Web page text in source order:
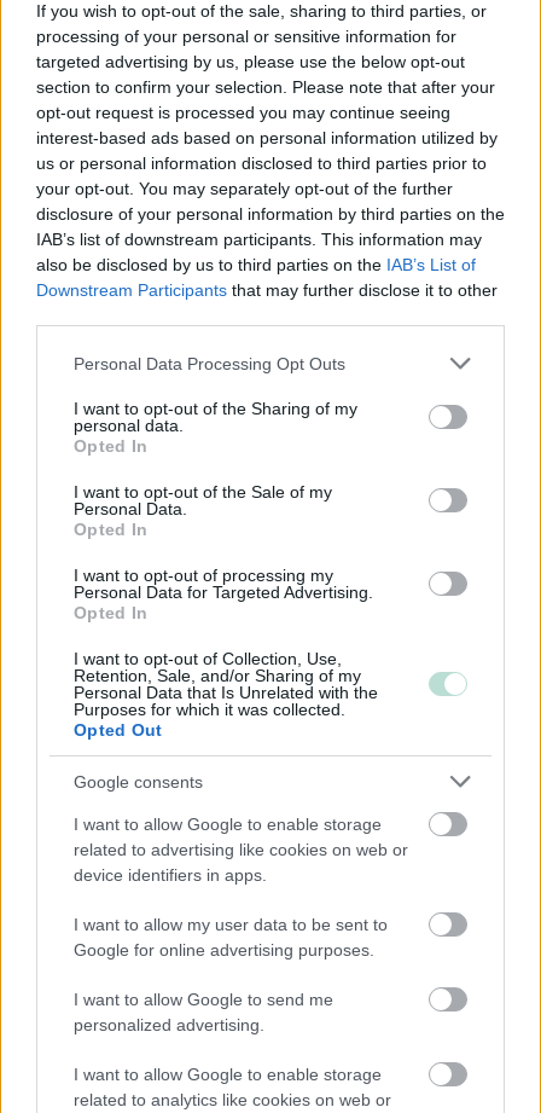
If you wish to opt-out of the sale, sharing to third parties, or
processing of your personal or sensitive information for
targeted advertising by us, please use the below opt-out
section to confirm your selection. Please note that after your
opt-out request is processed you may continue seeing
interest-based ads based on personal information utilized by
us or personal information disclosed to third parties prior to
your opt-out. You may separately opt-out of the further
disclosure of your personal information by third parties on the
IAB’s list of downstream participants. This information may
also be disclosed by us to third parties on the IAB’s List of
Downstream Participants that may further disclose it to other
Please note that this website/app uses one or more Google
not limited to your visit or usage behaviour. You may click to
grant or deny consent to Google and its third-party tags to
use your data for below specified purposes in below Google
consent section.
Personal Data Processing Opt Outs
I want to opt-out of the Sharing of my
personal data.
Opted In
I want to opt-out of the Sale of my
Personal Data.
Opted In
I want to opt-out of processing my
Personal Data for Targeted Advertising.
Opted In
I want to opt-out of Collection, Use,
Retention, Sale, and/or Sharing of my
Personal Data that Is Unrelated with the
Purposes for which it was collected.
Opted Out
Google consents
I want to allow Google to enable storage
related to advertising like cookies on web or
device identifiers in apps.
I want to allow my user data to be sent to
Google for online advertising purposes.
I want to allow Google to send me
personalized advertising.
I want to allow Google to enable storage
related to analytics like cookies on web or
Palvelukielet
Suomi
Yhtiökoko
Keskikokoiset
Pienet
Mikrot
Asunto-osakeyhtiö
Osuuskunta
Kommandiittiyhtiö
Avoin yhtiö
Toiminimi
Järjestöt ja yhdistykset
Toimiala
Informaatio ja viestintä
Kiinteistöalan toiminta
Maa-, metsä- ja kalatalous
Majoitus- ja ravitsemistoiminta
Palveluliiketoiminta
Rahoitus- ja vakuutustoiminta
Rakentaminen
Teollisuus